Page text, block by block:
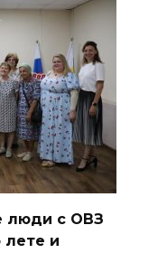
люди с ОВЗ
лете и